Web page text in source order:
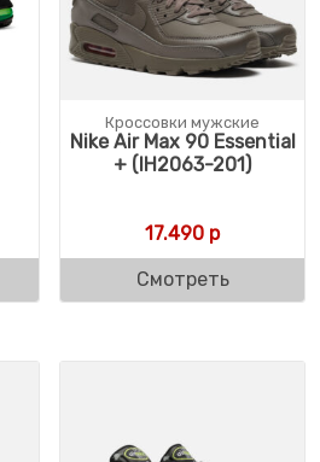
Кроссовки мужские
Nike Air Max 90 Essential
+ (IH2063-201)
17.490 р
Смотреть